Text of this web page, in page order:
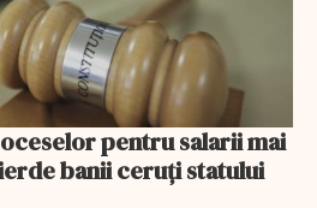
pentru salarii mai
banii ceruți statului